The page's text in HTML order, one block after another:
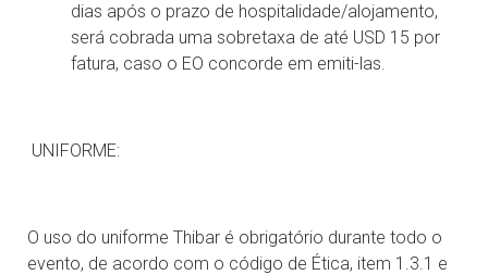
dias após o prazo de hospitalidade/alojamento,
será cobrada uma sobretaxa de até USD 15 por
fatura, caso o EO concorde em emiti-las.
UNIFORME:
O uso do uniforme Thibar é obrigatório durante todo o
evento, de acordo com o código de Ética, item 1.3.1 e